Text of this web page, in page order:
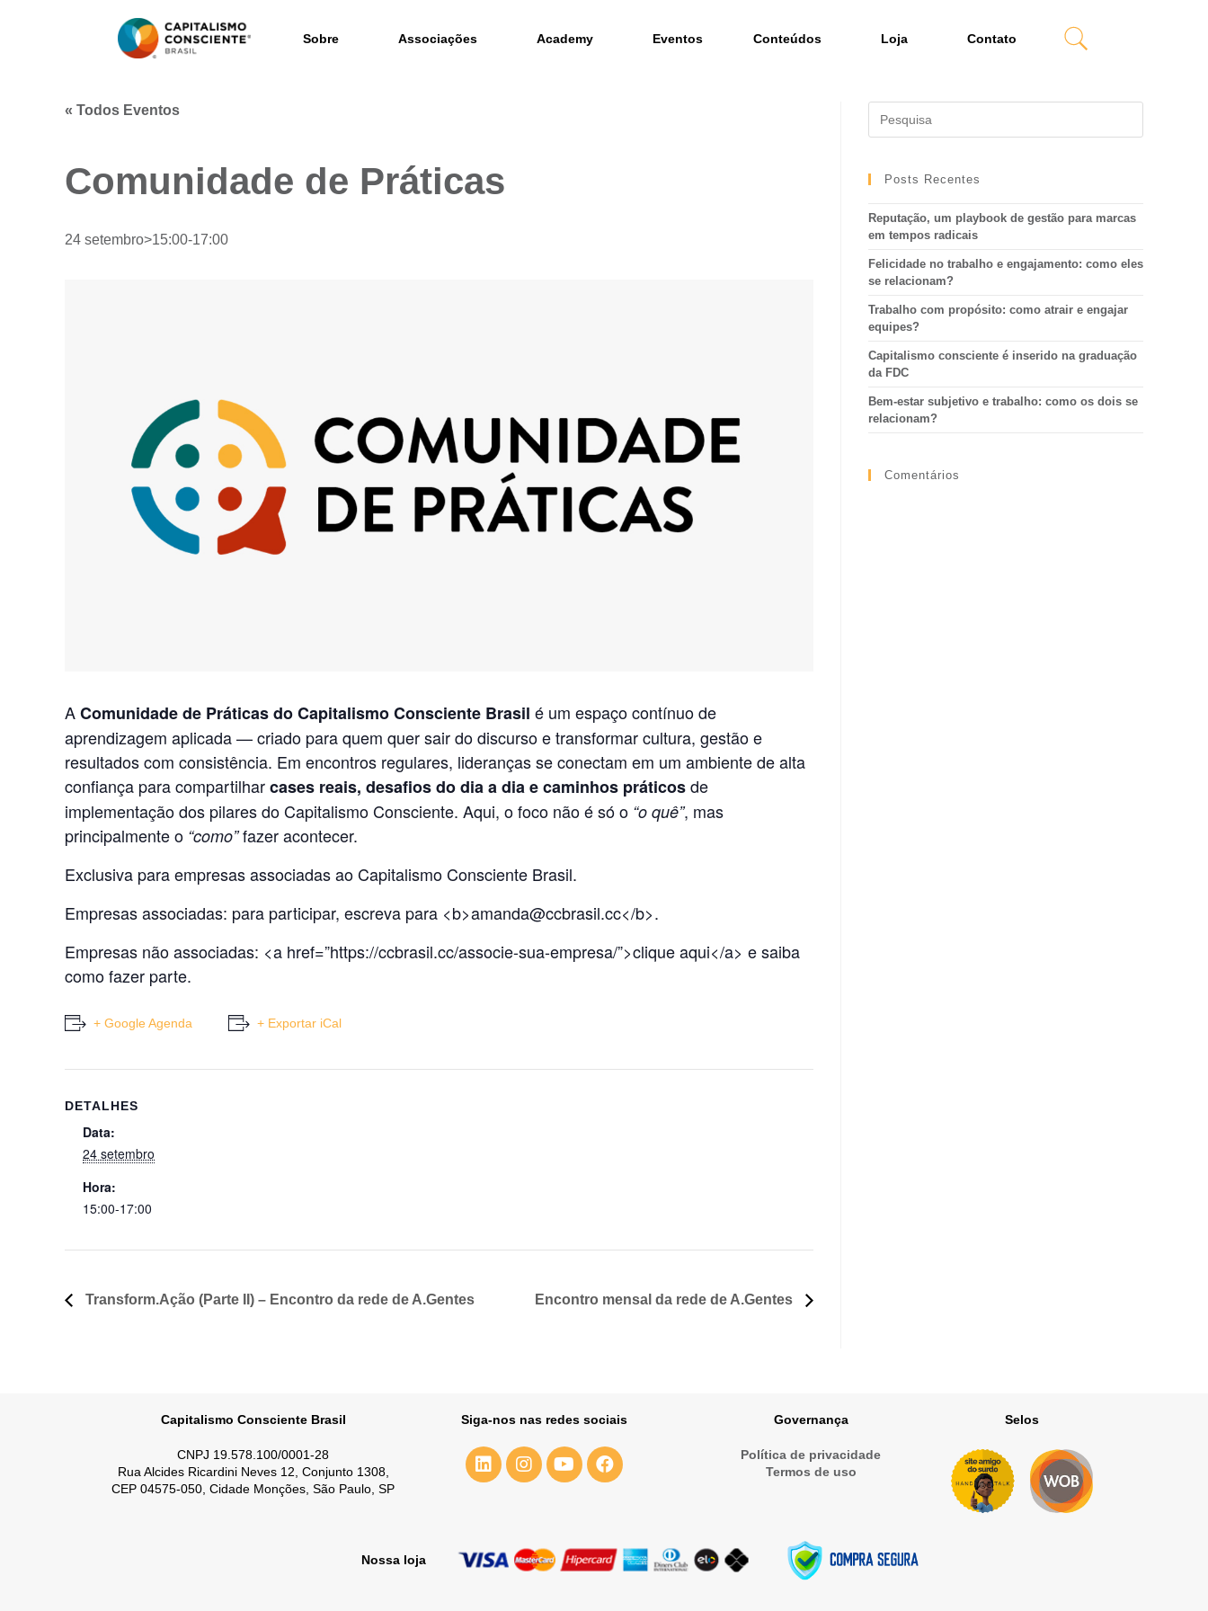
Sobre Associações Academy Eventos Conteúdos Loja Contato
« Todos Eventos
Comunidade de Práticas
24 setembro>15:00-17:00
AComunidade de Práticas do Capitalismo Consciente Brasil é um espaço contínuo de
aprendizagem aplicada — criado para quem quer sair do discurso e transformar cultura, gestão e
resultados com consistência. Em encontros regulares, lideranças se conectam em um ambiente de alta
confiança para compartilharcases reais, desafios do dia a dia e caminhos práticosde
implementação dos pilares do Capitalismo Consciente. Aqui, o foco não é só o “o quê”, mas
principalmente o “como”fazer acontecer.
Exclusiva para empresas associadas ao Capitalismo Consciente Brasil.
Empresas associadas: para participar, escreva para <b>amanda@ccbrasil.cc</b>.
Empresas não associadas: <a href=”https://ccbrasil.cc/associe-sua-empresa/”>clique aqui</a> e saiba
como fazer parte.
+ Google Agenda + Exportar iCal
DETALHES
Data:
24 setembro
Hora:
15:00-17:00
Transform.Ação (Parte II) – Encontro da rede de A.Gentes Encontro mensal da rede de A.Gentes
Posts Recentes
Reputação, um playbook de gestão para marcas
em tempos radicais
Felicidade no trabalho e engajamento: como eles
se relacionam?
Trabalho com propósito: como atrair e engajar
equipes?
Capitalismo consciente é inserido na graduação
da FDC
Bem-estar subjetivo e trabalho: como os dois se
relacionam?
Comentários
Capitalismo Consciente Brasil
CNPJ 19.578.100/0001-28
Rua Alcides Ricardini Neves 12, Conjunto 1308,
CEP 04575-050, Cidade Monções, São Paulo, SP
Siga-nos nas redes sociais Governança
Política de privacidade
Termos de uso
Selos
Nossa loja